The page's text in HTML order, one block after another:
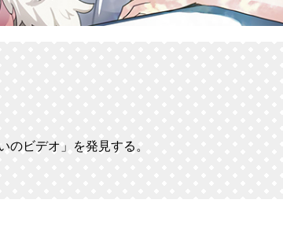
ビデオ」を発見する。